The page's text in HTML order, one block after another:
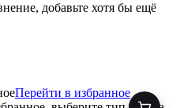
добавьте хотя бы ещё
Перейти в избранное